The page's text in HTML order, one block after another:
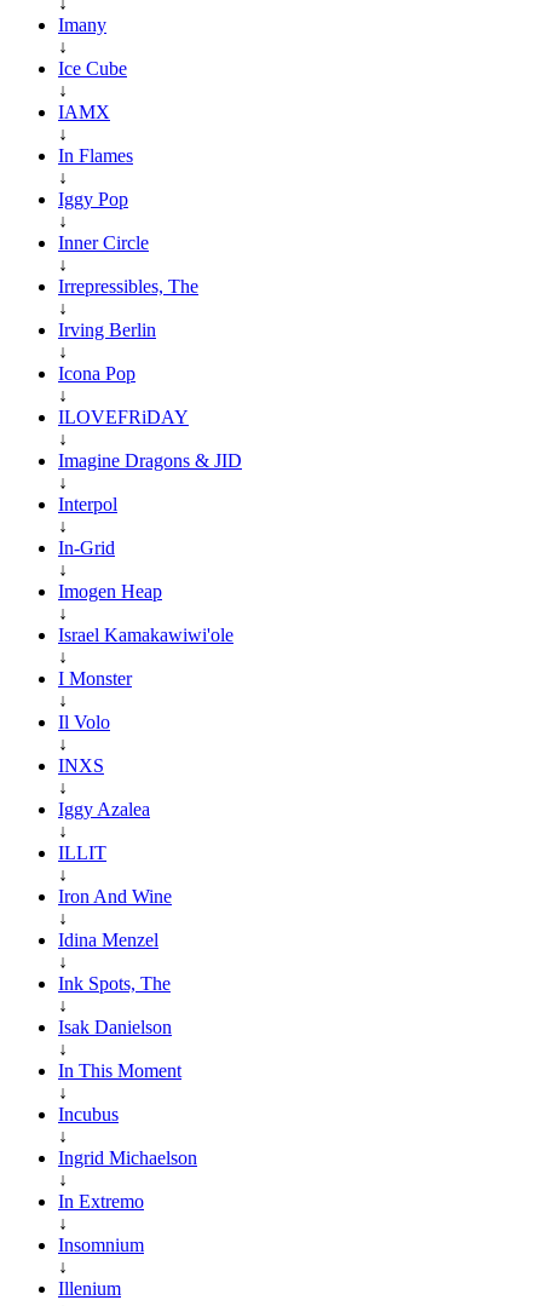
Imany
↓
Ice Cube
↓
IAMX
↓
In Flames
↓
Iggy Pop
↓
Inner Circle
↓
Irrepressibles, The
↓
Irving Berlin
↓
Icona Pop
↓
ILOVEFRiDAY
↓
Imagine Dragons & JID
↓
Interpol
↓
In-Grid
↓
Imogen Heap
↓
Israel Kamakawiwi'ole
↓
I Monster
↓
Il Volo
↓
INXS
↓
Iggy Azalea
↓
ILLIT
↓
Iron And Wine
↓
Idina Menzel
↓
Ink Spots, The
↓
Isak Danielson
↓
In This Moment
↓
Incubus
↓
Ingrid Michaelson
↓
In Extremo
↓
Insomnium
↓
Illenium